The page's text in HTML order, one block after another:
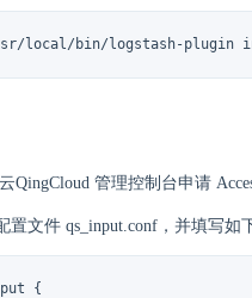
local/bin/logstash-plugin
QingCloud 管理控制台申请
置文件 qs_input.conf，并填写如
{